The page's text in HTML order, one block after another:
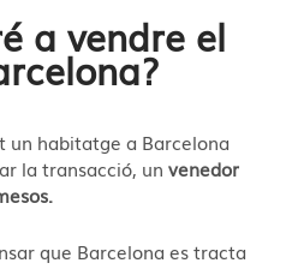
a vendre el
un habitatge a Barcelona
la transacció, un venedor
que Barcelona es tracta